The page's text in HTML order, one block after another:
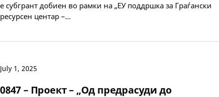
е субгрант добиен во рамки на „ЕУ поддршка за Граѓански
ресурсен центар –…
July 1, 2025
0847 – Проект – „Од предрасуди до